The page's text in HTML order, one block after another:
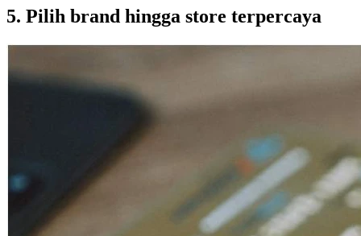
5. Pilih brand hingga store terpercaya